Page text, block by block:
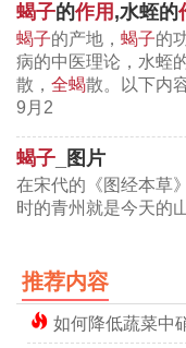
蝎尾的毒性最强
蝎子毒性最强的是
六倍。但用药时不
使用成药相对安全
蝎子泡 酒的功效
一定的疗效。
蝎子泡酒的方法
蝎子的作用 ,水蛭的
蝎子的产地， 蝎子的
病的中医理论，水蛭
散， 全蝎散。以下内
9月2
蝎子 _图片
在宋代的《图经本草
时的青州就是今天的
推荐内容
如何降低蔬菜中